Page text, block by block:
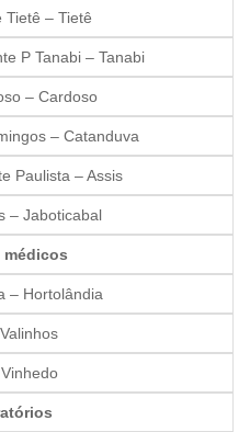
Tietê – Tietê
P Tanabi – Tanabi
– Cardoso
– Catanduva
Paulista – Assis
– Jaboticabal
médicos
– Hortolândia